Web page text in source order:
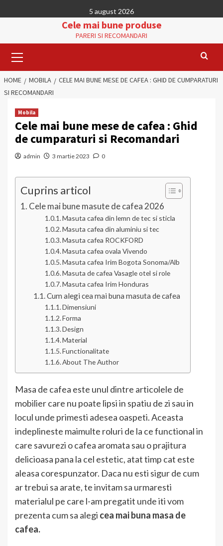
to
5 august 2026
Cele mai bune produse
PARERI SI RECOMANDARI
Menu
HOME MOBILA
CELE MAI BUNE MESE DE CAFEA : GHID DE CUMPARATURI
SI RECOMANDARI
Mobila
Cele mai bune mese de cafea : Ghid
de cumparaturi si Recomandari
admin 3 martie 2023 0
Cuprins articol
Cele mai bune masute de cafea 2026
Masuta cafea din lemn de tec si sticla
Masuta cafea din aluminiu si tec
Masuta cafea ROCKFORD
Masuta cafea ovala Vivendo
Masuta cafea Irim Bogota Sonoma/Alb
Masuta de cafea Vasagle otel si role
Masuta cafea Irim Honduras
Cum alegi cea mai buna masuta de cafea
Dimensiuni
Forma
Design
Material
Functionalitate
About The Author
Masa de cafea este unul dintre articolele de
mobilier care nu poate lipsi in spatiu de zi sau in
locul unde primesti adesea oaspeti. Aceasta
indeplineste maimulte roluri de la ce functional in
care savurezi o cafea aromata sau o prajitura
delicioasa pana la cel estetic, atat timp cat este
aleasa corespunzator. Daca nu esti sigur de cum
ar trebui sa arate, te invitam sa urmaresti
materialul pe care l-am pregatit unde iti vom
prezenta cum sa alegi cea mai buna masa de
cafea.